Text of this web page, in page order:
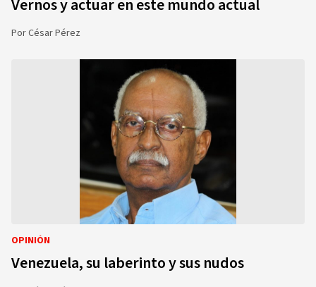
Vernos y actuar en este mundo actual
PorCésar Pérez
OPINIÓN
Venezuela, su laberinto y sus nudos